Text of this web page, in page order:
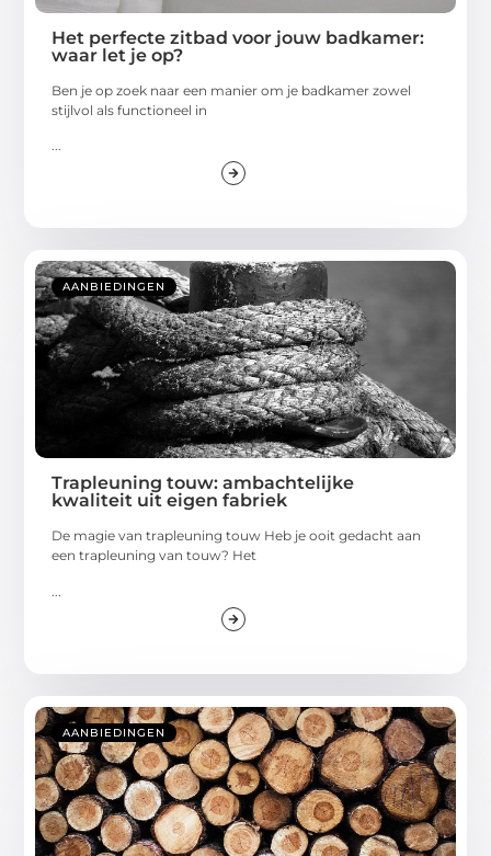
Het perfecte zitbad voor jouw badkamer:
waar let je op?
Ben je op zoek naar een manier om je badkamer zowel
stijlvol als functioneel in
...
AANBIEDINGEN
Trapleuning touw: ambachtelijke
kwaliteit uit eigen fabriek
De magie van trapleuning touw Heb je ooit gedacht aan
een trapleuning van touw? Het
AANBIEDINGEN